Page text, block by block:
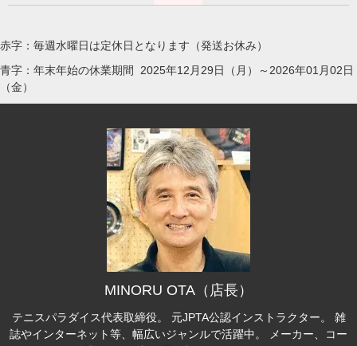
赤字：毎週水曜日は定休日となります（発送お休み）
青字：年末年始の休業期間 2025年12月29日（月）～2026年01月02日
（金）
MINORU OTA（店長）
テニスパラダイス代表取締役。 元JPTA公認インストラクター。 雑
誌やインターネット等、幅広いジャンルで活躍中。 メーカー、コー